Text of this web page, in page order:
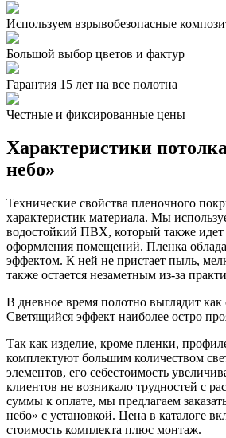
Используем взрывобезопасные
Большой выбор цветов и фактур
Гарантия 15 лет на все полотна
Честные и фиксированные цены
Характеристики
небо»
Технические свойства пленочного
характеристик материала. Мы
водостойкий ПВХ, который также идет
оформления помещений. Пленка
эффектом. К ней не пристает пыль,
также остается незаметным из-за
В дневное время полотно выглядит
Светящийся эффект наиболее остро
Так как изделие, кроме пленки,
комплектуют большим количеством
элементов, его себестоимость
клиентов не возникало трудностей с
суммы к оплате, мы предлагаем
небо» с установкой. Цена в каталоге
стоимость комплекта плюс монтаж.